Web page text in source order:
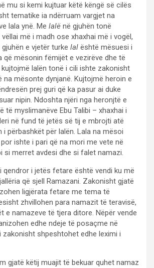
mu si kemi kujtuar këtë këngë së cilës
tematike ia ndërruam vargjet na
lala ynë. Me lalë në gjuhën tonë
më i madh ose xhaxhai më i vogël,
e vjetër turke lal është mësuesi i
që mësonin fëmijët e vezirëve dhe të
kujtojmë lalën tonë i cili ishte zakonisht
na mësonte dynjanë. Kujtojmë heroin e
prej guri që ka pasur ai duke
nipin. Ndoshta njëri nga heronjtë e
të myslimanëve Ebu Talibi – xhaxhai i
në fund të jetës së tij e mbrojti atë
i përbashkët për lalën. Lala na mësoi
ishte i pari që na mori me vete në
si merret avdesi dhe si falet namazi.
qendror i jetës fetare është vendi ku më
që sjell Ramazani. Zakonisht gjatë
ligjërata fetare me tema të
zhvillohen para namazit të teravisë,
e namazeve të tjera ditore. Nëpër vende
edhe ndeje të posaçme në
zakonisht shpeshtohet edhe leximi i
gjatë këtij muajit të bekuar quhet namaz